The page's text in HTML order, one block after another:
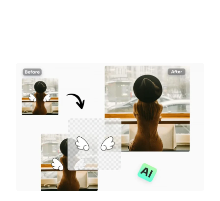
Changeur de coiffure
Changeur de vêtements
Bébé IA
Filtre AI